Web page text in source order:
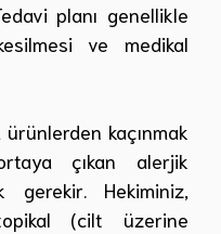
planı genellikle
ve medikal
kaçınmak
çıkan alerjik
gerekir. Hekiminiz,
(cilt üzerine